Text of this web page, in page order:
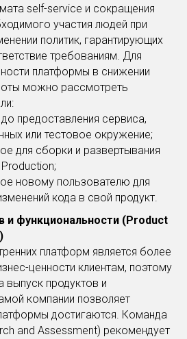
self-service и сокращения
участия людей при
политик, гарантирующих
требованиям. Для
платформы в снижении
можно рассмотреть
предоставления сервиса,
или тестовое окружение;
для сборки и развертывания
новому пользователю для
кода в свой продукт.
и функциональности (Product
платформ является более
ценности клиентам, поэтому
выпуск продуктов и
компании позволяет
достигаются. Команда
and Assessment) рекомендует